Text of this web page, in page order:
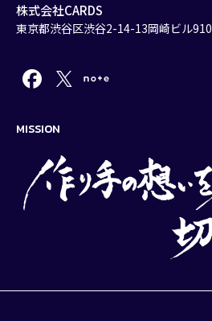
株式会社CARDS
東京都渋谷区渋谷2-14-13岡崎ビル910
MISSION